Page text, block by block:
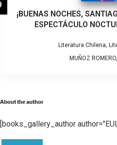
¡BUENAS NOCHES,
ESPECTÁCULO
Literatura Chilena,
MUÑOZ
About the author
[books_gallery_author